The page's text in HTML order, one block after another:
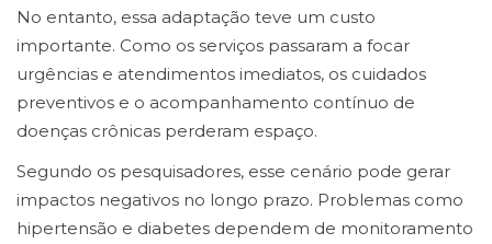
No entanto, essa adaptação teve um custo
importante. Como os serviços passaram a focar
urgências e atendimentos imediatos, os cuidados
preventivos e o acompanhamento contínuo de
doenças crônicas perderam espaço.
Segundo os pesquisadores, esse cenário pode gerar
impactos negativos no longo prazo. Problemas como
hipertensão e diabetes dependem de monitoramento